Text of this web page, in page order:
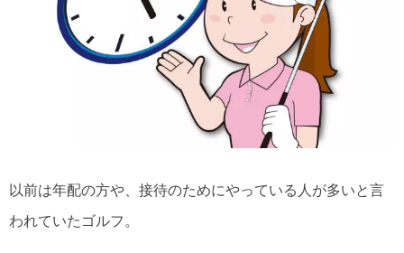
以前は年配の方や、接待のためにやっている人が多いと言
われていたゴルフ。